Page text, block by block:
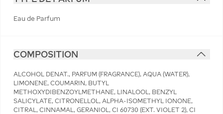
Eau de Parfum
COMPOSITION
ALCOHOL DENAT., PARFUM (FRAGRANCE), AQUA (WATER),
LIMONENE, COUMARIN, BUTYL
METHOXYDIBENZOYLMETHANE, LINALOOL, BENZYL
SALICYLATE, CITRONELLOL, ALPHA-ISOMETHYL IONONE,
CITRAL, CINNAMAL, GERANIOL, CI 60730 (EXT. VIOLET 2), CI